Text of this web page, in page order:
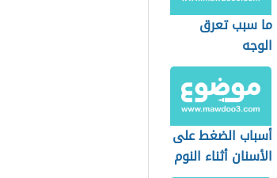
ما سبب تعرق
الوجه
أسباب الضغط على
الأسنان أثناء النوم